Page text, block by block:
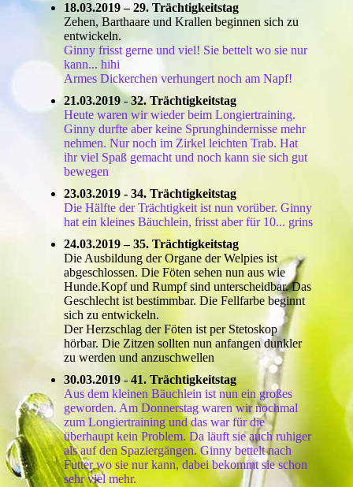
18.03.2019 – 29. Trächtigkeitstag
Zehen, Barthaare und Krallen beginnen sich zu
entwickeln.
Ginny frisst gerne und viel! Sie bettelt wo sie nur
kann... hihi
Armes Dickerchen verhungert noch am Napf!
21.03.2019 - 32. Trächtigkeitstag
Heute waren wir wieder beim Longiertraining.
Ginny durfte aber keine Sprunghindernisse mehr
nehmen. Nur noch im Zirkel leichten Trab. Hat
ihr viel Spaß gemacht und noch kann sie sich gut
bewegen
23.03.2019 - 34. Trächtigkeitstag
Die Hälfte der Trächtigkeit ist nun vorüber. Ginny
hat ein kleines Bäuchlein, frisst aber für 10... grins
24.03.2019 – 35. Trächtigkeitstag
Die Ausbildung der Organe der Welpies ist
abgeschlossen. Die Föten sehen nun aus wie
Hunde.Kopf und Rumpf sind unterscheidbar. Das
Geschlecht ist bestimmbar. Die Fellfarbe beginnt
sich zu entwickeln.
Der Herzschlag der Föten ist per Stetoskop
hörbar. Die Zitzen sollten nun anfangen dunkler
zu werden und anzuschwellen
30.03.2019 - 41. Trächtigkeitstag
Aus dem kleinen Bäuchlein ist nun ein großes
geworden. Am Donnerstag waren wir nochmal
zum Longiertraining und das war für die
überhaupt kein Problem. Da läuft sie auch ruhiger
als auf den Spaziergängen. Ginny bettelt nach
Futter wo sie nur kann, dabei bekommt sie schon
sehr viel mehr.